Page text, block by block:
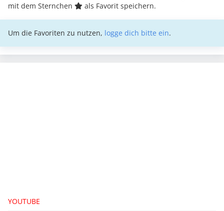
mit dem Sternchen
als Favorit speichern.
Um die Favoriten zu nutzen, logge dich bitte ein.
YOUTUBE